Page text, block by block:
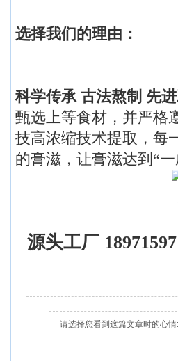
选择我们的理由：
科学传承 古法熬制 先
甄选上等食材，并严格
技高浓缩技术提取，每
的膏滋，让膏滋达到“
源头工厂
请选择您看到这篇文章时的心情